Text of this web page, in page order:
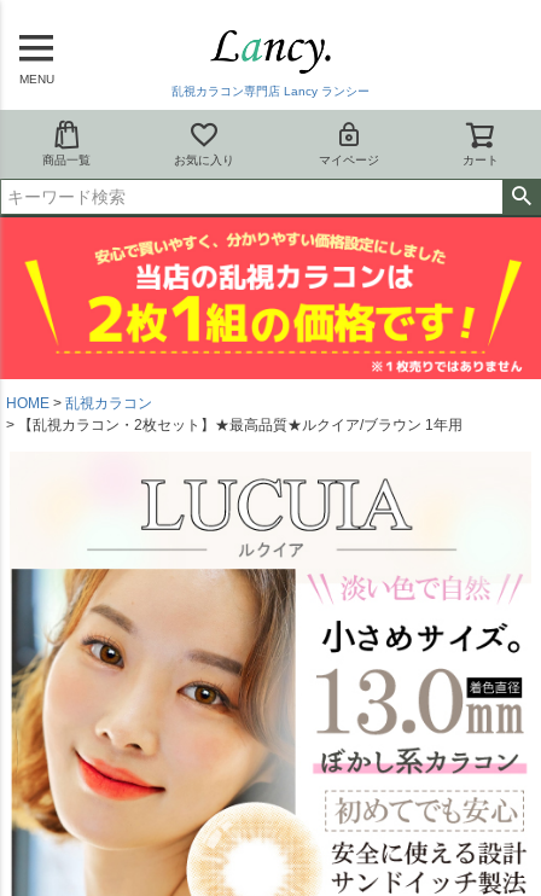
MENU
乱視カラコン専門店 Lancy ランシー
商品一覧 お気に入り マイページ カート
HOME
乱視カラコン
【乱視カラコン・2枚セット】★最高品質★ルクイア/ブラウン 1年用